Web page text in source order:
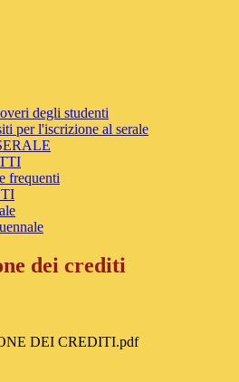
degli studenti
per l'iscrizione al serale
frequenti
dei crediti
DEI CREDITI.pdf